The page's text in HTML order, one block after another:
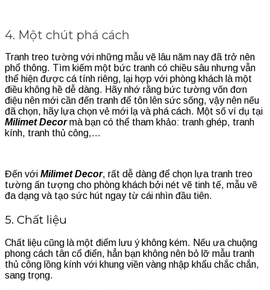
4. Một chút phá cách
Tranh treo tường với những mẫu vẽ lâu năm nay đã trở nên
phổ thông. Tìm kiếm một bức tranh có chiều sâu nhưng vẫn
thể hiện được cá tính riêng, lại hợp với phòng khách là một
điều không hề dễ dàng. Hãy nhớ rằng bức tường vốn đơn
điệu nên mới cần đến tranh để tôn lên sức sống, vậy nên nếu
đã chọn, hãy lựa chọn vẻ mới lạ và phá cách. Một số ví dụ tại
Milimet Decormà bạn có thể tham khảo: tranh ghép, tranh
kính, tranh thủ công,…
Đến với Milimet Decor, rất dễ dàng để chọn lựa tranh treo
tường ấn tượng cho phòng khách bởi nét vẽ tinh tế, mẫu vẽ
đa dạng và tạo sức hút ngay từ cái nhìn đầu tiên.
5. Chất liệu
Chất liệu cũng là một điểm lưu ý không kém. Nếu ưa chuộng
phong cách tân cổ điển, hẳn bạn không nên bỏ lỡ mẫu tranh
thủ công lồng kính với khung viền vàng nhập khẩu chắc chắn,
sang trọng.